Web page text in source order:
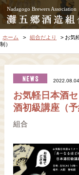
Nadagogo Brewers Association
ホーム 組合だより
お気
制）
2022.08.04
お気軽日本酒
酒初級講座（予
組合